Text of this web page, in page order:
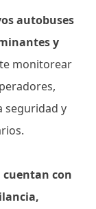
autobuses
y
monitorear
seguridad y
cuentan con